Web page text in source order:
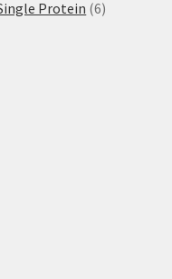
Protein 66